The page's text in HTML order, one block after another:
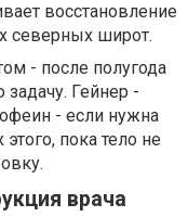
восстановление
северных широт.
- после полугода
Гейнер -
- если нужна
пока тело не
врача